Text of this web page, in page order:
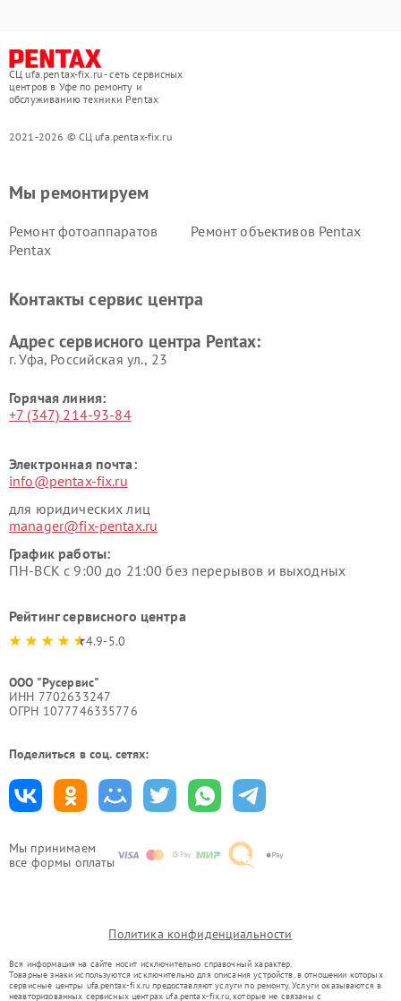
СЦ ufa.pentax-fix.ru - сеть сервисных
центров в Уфе по ремонту и
обслуживанию техники Pentax
2021-2026 © СЦ ufa.pentax-fix.ru
Мы принимаем
все формы оплаты
Мы ремонтируем
Ремонт фотоаппаратов
Pentax
Ремонт объективов Pentax
Контакты сервис центра
Адрес сервисного центра Pentax:
г. Уфа, Российская ул., 23
Горячая линия:
+7 (347) 214-93-84
Электронная почта:
info@pentax-fix.ru
для юридических лиц
manager@fix-pentax.ru
График работы:
ПН-ВСК с 9:00 до 21:00 без перерывов и выходных
Рейтинг сервисного центра
4.9-5.0
ООО "Русервис"
ИНН 7702633247
ОГРН 1077746335776
Поделиться в соц. сетях:
Политика конфиденциальности
Вся информация на сайте носит исключительно справочный характер.
Товарные знаки используются исключительно для описания устройств, в отношении которых
сервисные центры ufa.pentax-fix.ru предоставляют услуги по ремонту. Услуги оказываются в
неавторизованных сервисных центрах ufa.pentax-fix.ru, которые не связаны с